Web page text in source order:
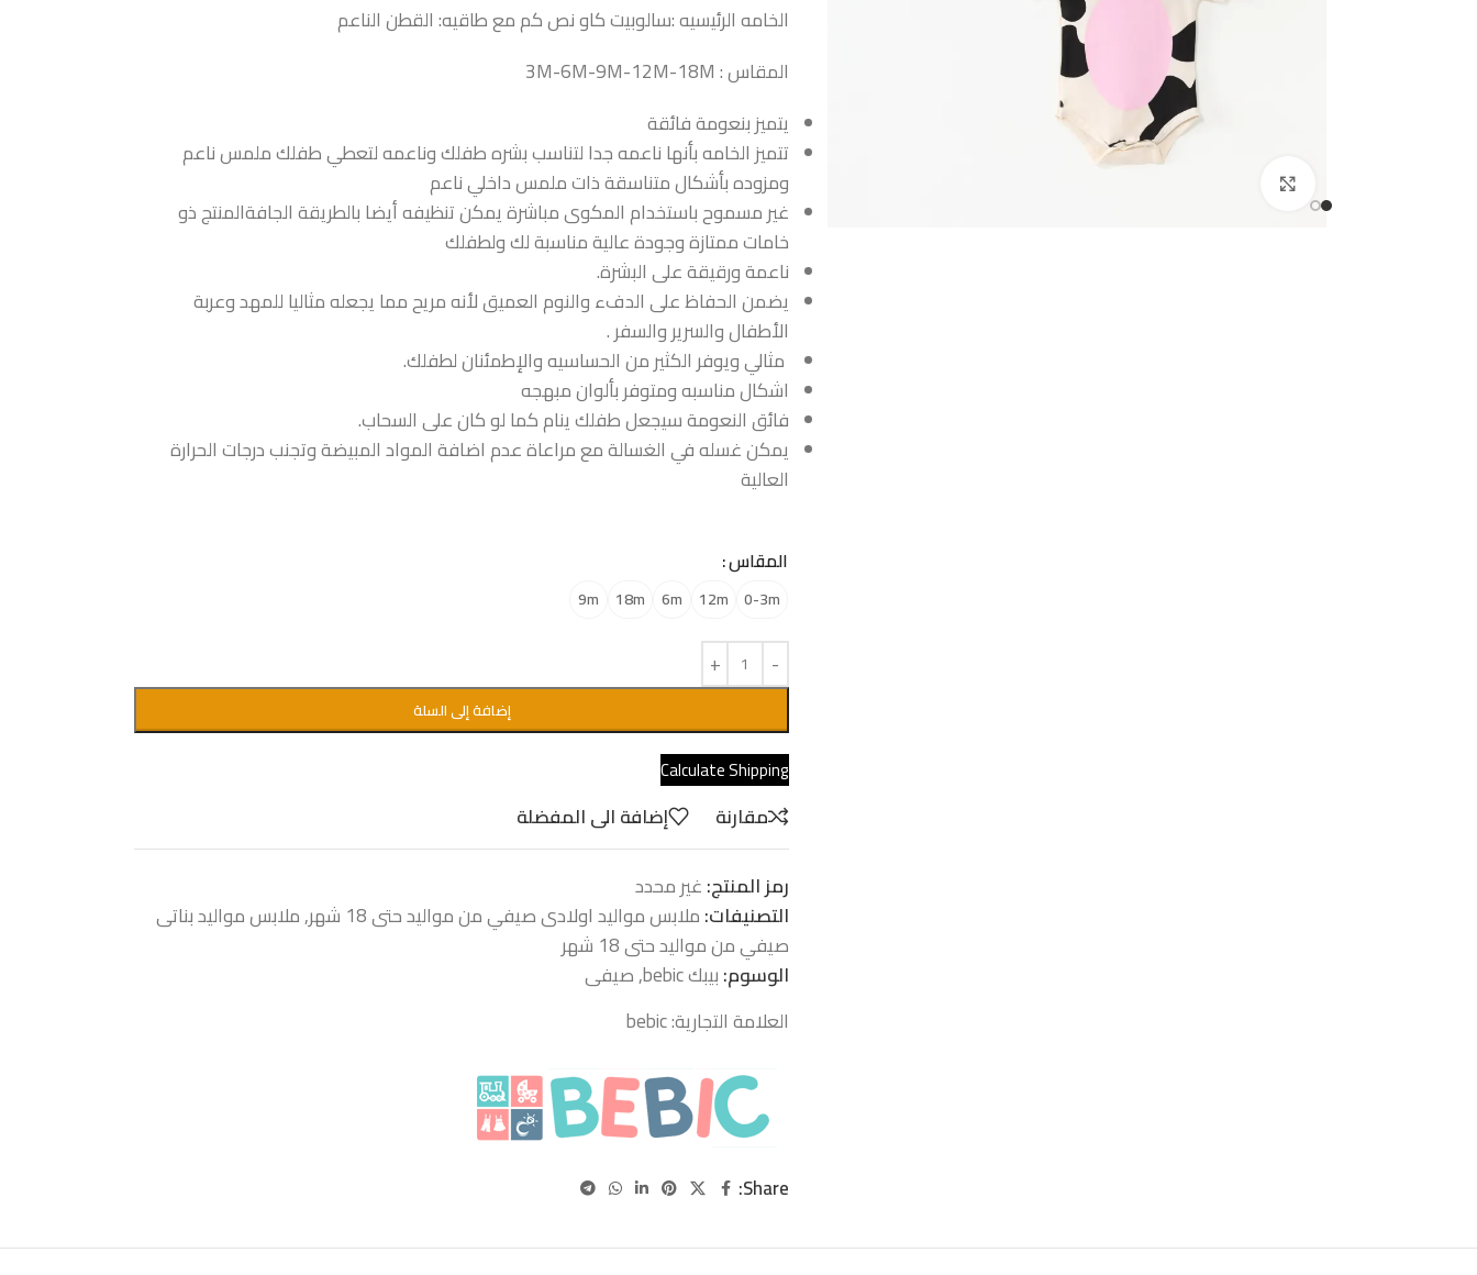
الخامه الرئيسيه :سالوبيت كاو نص كم مع طاقيه: القطن الناعم
المقاس : 3M-6M-9M-12M-18M
يتميز بنعومة فائقة
تتميز الخامه بأنها ناعمه جدا لتناسب بشره طفلك وناعمه لتعطي طفلك ملمس ناعم
ومزوده بأشكال متناسقة ذات ملمس داخلي ناعم
غير مسموح باستخدام المكوى مباشرة يمكن تنظيفه أيضا بالطريقة الجافةالمنتج ذو
خامات ممتازة وجودة عالية مناسبة لك ولطفلك
ناعمة ورقيقة على البشرة.
يضمن الحفاظ على الدفء والنوم العميق لأنه مريح مما يجعله مثاليا للمهد وعربة
الأطفال والسرير والسفر .
مثالي ويوفر الكثير من الحساسيه والإطمئنان لطفلك.
اشكال مناسبه ومتوفر بألوان مبهجه
فائق النعومة سيجعل طفلك ينام كما لو كان على السحاب.
يمكن غسله في الغسالة مع مراعاة عدم اضافة المواد المبيضة وتجنب درجات الحرارة
العالية
المقاس
0-3m
12m
6m
18m
9m
إضافة إلى السلة
Calculate Shipping
مقارنة
إضافة الى المفضلة
رمز المنتج:غير محدد
التصنيفات:ملابس مواليد اولادى صيفي من مواليد حتى 18 شهر ,ملابس مواليد بناتى
صيفي من مواليد حتى 18 شهر
الوسوم:بيبك bebic ,صيفى
العلامة التجارية:bebic
Share: